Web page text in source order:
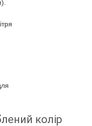
колір